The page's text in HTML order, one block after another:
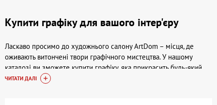
Купити графіку для вашого інтер'єру
Ласкаво просимо до художнього салону ArtDom – місця, де
оживають витончені твори графічного мистецтва. У нашому
каталозі ви зможете купити графіку, яка прикрасить будь-який
інтер'єр та підкреслить вашу індивідуальність. Ми пропонуємо
ЧИТАТИ ДАЛІ